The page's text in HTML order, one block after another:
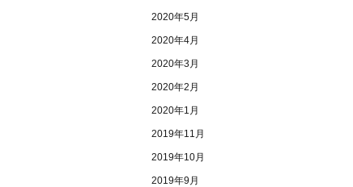
2020年5月
2020年4月
2020年3月
2020年2月
2020年1月
2019年11月
2019年10月
2019年9月